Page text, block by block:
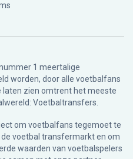
1 meertalige
worden, door alle voetbalfans
laten zien omtrent het meeste
Voetbaltransfers.
om voetbalfans tegemoet te
voetbal transfermarkt en om
waarden van voetbalspelers